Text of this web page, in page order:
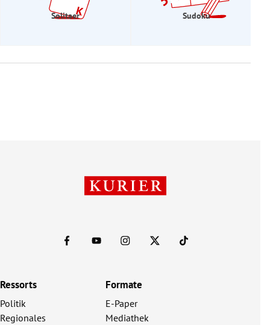
Solitaer Sudoku
Ressorts
Politik
Regionales
Formate
E-Paper
Mediathek